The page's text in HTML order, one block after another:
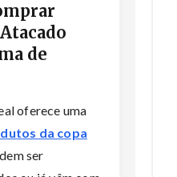
de
oferece uma
da copa
ser